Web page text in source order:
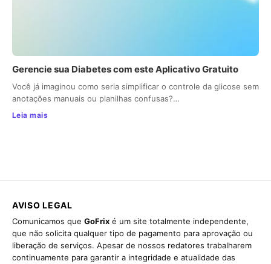
Gerencie sua Diabetes com este Aplicativo Gratuito
Você já imaginou como seria simplificar o controle da glicose sem
anotações manuais ou planilhas confusas?…
Leia mais
AVISO LEGAL
Comunicamos que GoFrix é um site totalmente independente,
que não solicita qualquer tipo de pagamento para aprovação ou
liberação de serviços. Apesar de nossos redatores trabalharem
continuamente para garantir a integridade e atualidade das